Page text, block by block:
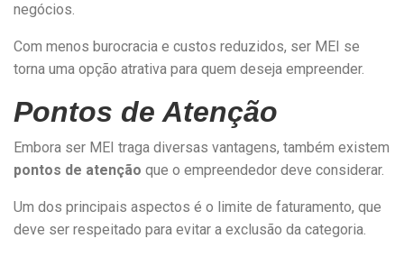
negócios.
Com menos burocracia e custos reduzidos, ser MEI se
torna uma opção atrativa para quem deseja empreender.
Pontos de Atenção
Embora ser MEI traga diversas vantagens, também existem
pontos de atenção que o empreendedor deve considerar.
Um dos principais aspectos é o limite de faturamento, que
deve ser respeitado para evitar a exclusão da categoria.